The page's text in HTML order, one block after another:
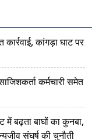
कांगड़ा घाट पर
कर्मचारी समेत
में बढ़ता बाघों का कुनबा,
संघर्ष की चुनौती